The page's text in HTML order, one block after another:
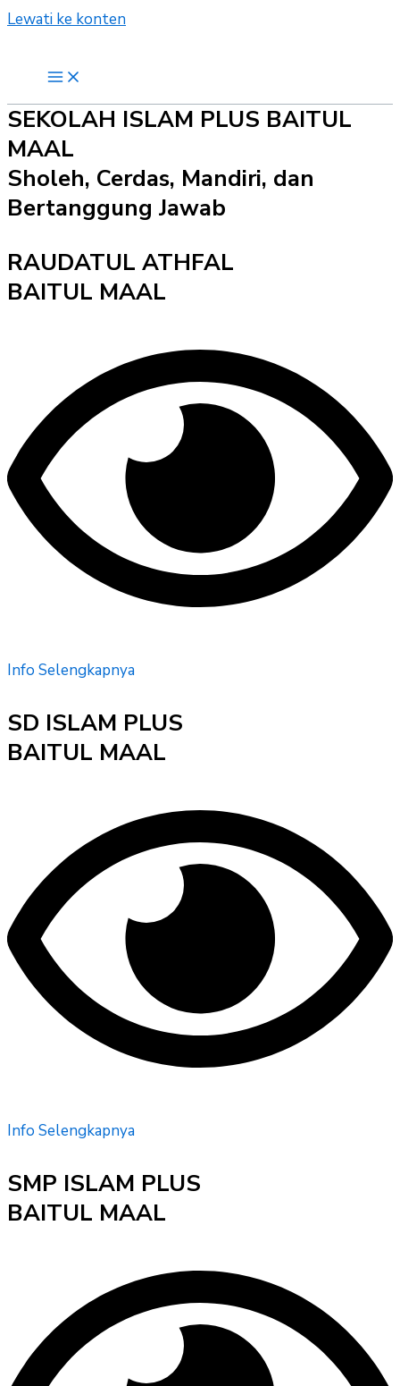
Lewati ke konten
SEKOLAH ISLAM PLUS BAITUL
MAAL
Sholeh, Cerdas, Mandiri, dan
Bertanggung Jawab
RAUDATUL ATHFAL
BAITUL MAAL
Info Selengkapnya
SD ISLAM PLUS
BAITUL MAAL
Info Selengkapnya
SMP ISLAM PLUS
BAITUL MAAL